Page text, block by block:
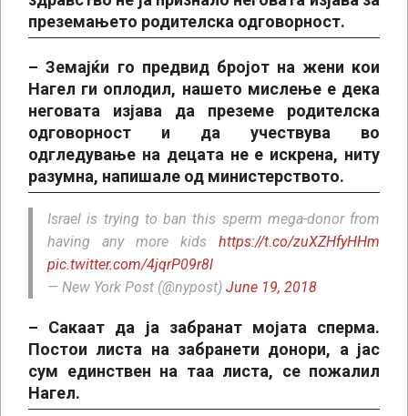
преземањето родителска одговорност.
– Земајќи го предвид бројот на жени кои
Нагел ги оплодил, нашето мислење е дека
неговата изјава да преземе родителска
одговорност и да учествува во
одгледување на децата не е искрена, ниту
разумна, напишале од министерството.
Israel is trying to ban this sperm mega-donor from
having any more kids https://t.co/zuXZHfyHHm
pic.twitter.com/4jqrP09r8l
— New York Post (@nypost) June 19, 2018
– Сакаат да ја забранат мојата сперма.
Постои листа на забранети донори, а јас
сум единствен на таа листа, се пожалил
Нагел.